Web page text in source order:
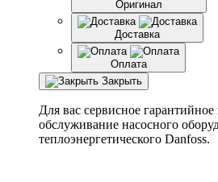
Оригинал
Доставка
Оплата
Закрыть
Для вас сервисное
обслуживание насосного
теплоэнергетического Danfoss.